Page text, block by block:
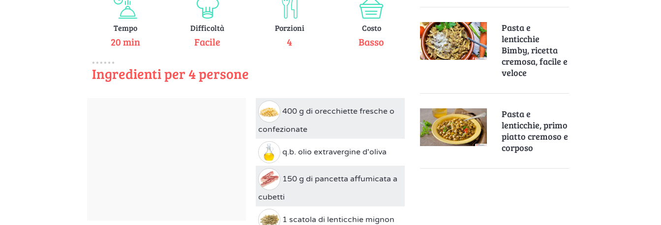
Tempo
20 min
Difficoltà
Facile
Porzioni
4
Costo
Basso
Ingredienti per 4 persone
400 g di orecchiette fresche o
confezionate
q.b. olio extravergine d'oliva
150 g di pancetta affumicata a
cubetti
1 scatola di lenticchie mignon
Pasta e
lenticchie
Bimby, ricetta
cremosa, facile e
veloce
Pasta e
lenticchie, primo
piatto cremoso e
corposo